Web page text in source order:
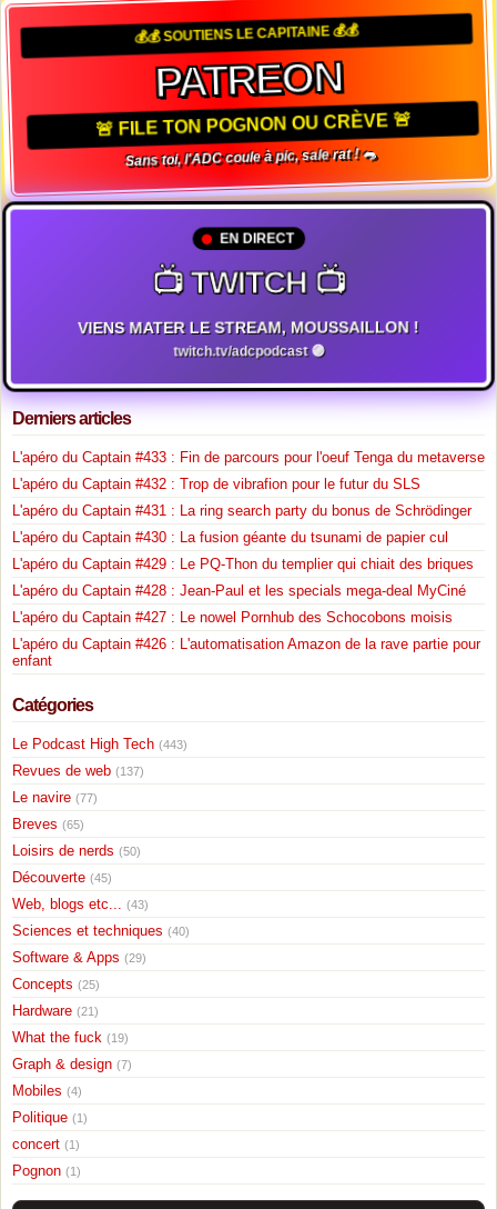
💰💰 SOUTIENS LE CAPITAINE 💰💰
PATREON
🚨 FILE TON POGNON OU CRÈVE 🚨
Sans toi, l'ADC coule à pic, sale rat ! 🐀
EN DIRECT
📺 TWITCH 📺
VIENS MATER LE STREAM, MOUSSAILLON !
twitch.tv/adcpodcast 🟣
Derniers articles
L'apéro du Captain #433 : Fin de parcours pour l'oeuf Tenga du metaverse
L'apéro du Captain #432 : Trop de vibrafion pour le futur du SLS
L'apéro du Captain #431 : La ring search party du bonus de Schrödinger
L'apéro du Captain #430 : La fusion géante du tsunami de papier cul
L'apéro du Captain #429 : Le PQ-Thon du templier qui chiait des briques
L'apéro du Captain #428 : Jean-Paul et les specials mega-deal MyCiné
L'apéro du Captain #427 : Le nowel Pornhub des Schocobons moisis
L'apéro du Captain #426 : L'automatisation Amazon de la rave partie pour
enfant
Catégories
Le Podcast High Tech (443)
Revues de web (137)
Le navire (77)
Breves (65)
Loisirs de nerds (50)
Découverte (45)
Web, blogs etc... (43)
Sciences et techniques (40)
Software & Apps (29)
Concepts (25)
Hardware (21)
What the fuck (19)
Graph & design (7)
Mobiles (4)
Politique (1)
concert (1)
Pognon (1)